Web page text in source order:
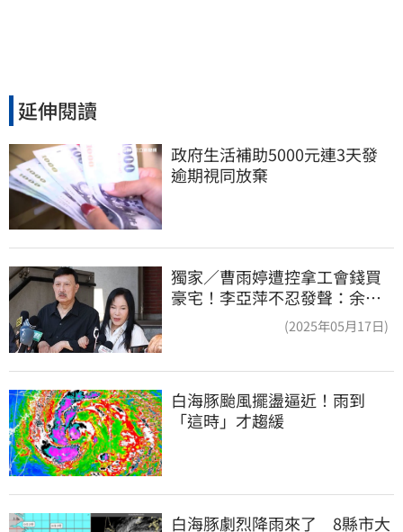
延伸閱讀
政府生活補助5000元連3天發
逾期視同放棄
獨家／曹雨婷遭控拿工會錢買
豪宅！李亞萍不忍發聲：余天
(2025年05月17日)
白海豚颱風擺盪逼近！雨到
「這時」才趨緩
白海豚劇烈降雨來了　8縣市大